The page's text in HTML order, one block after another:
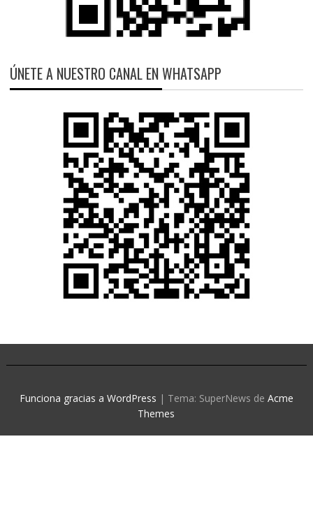
ÚNETE A NUESTRO CANAL EN WHATSAPP
Funciona gracias a WordPress | Tema: SuperNews de Acme
Themes